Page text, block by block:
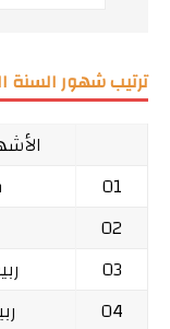
ترتيب شهور السنة
01
02
03
04